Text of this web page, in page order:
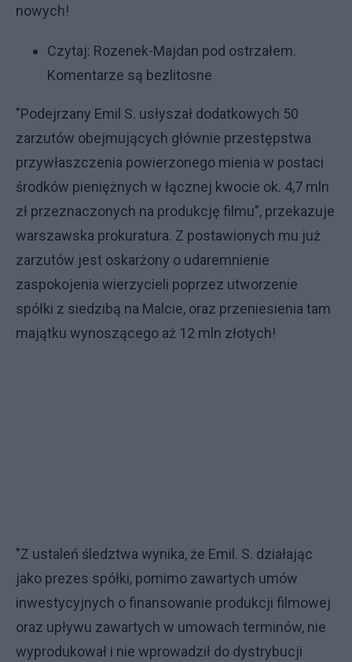
nowych!
Czytaj: Rozenek-Majdan pod ostrzałem.
Komentarze są bezlitosne
"Podejrzany Emil S. usłyszał dodatkowych 50
zarzutów obejmujących głównie przestępstwa
przywłaszczenia powierzonego mienia w postaci
środków pieniężnych w łącznej kwocie ok. 4,7 mln
zł przeznaczonych na produkcję filmu", przekazuje
warszawska prokuratura. Z postawionych mu już
zarzutów jest oskarżony o udaremnienie
zaspokojenia wierzycieli poprzez utworzenie
spółki z siedzibą na Malcie, oraz przeniesienia tam
majątku wynoszącego aż 12 mln złotych!
"Z ustaleń śledztwa wynika, że Emil. S. działając
jako prezes spółki, pomimo zawartych umów
inwestycyjnych o finansowanie produkcji filmowej
oraz upływu zawartych w umowach terminów, nie
wyprodukował i nie wprowadził do dystrybucji